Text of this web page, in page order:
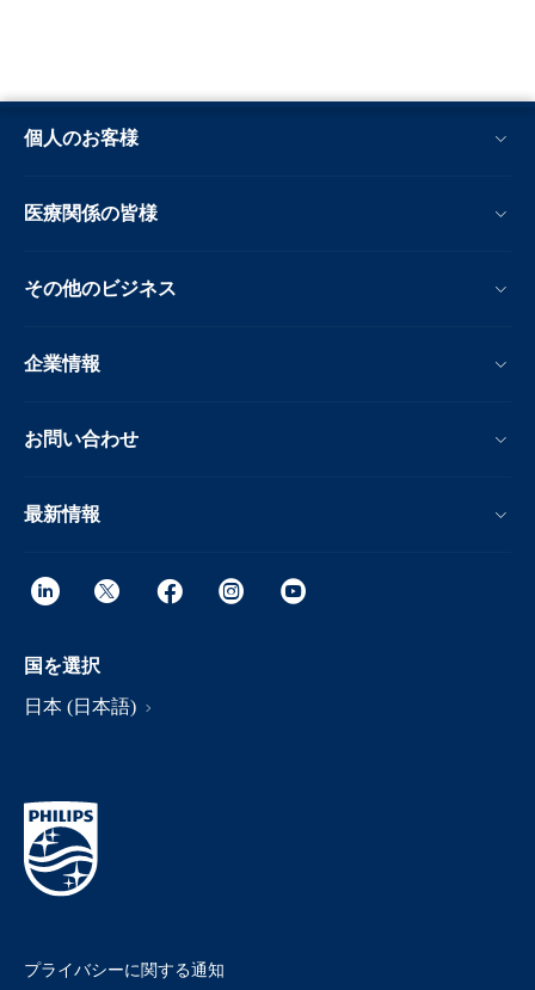
個人のお客様
医療関係の皆様
その他のビジネス
企業情報
お問い合わせ
最新情報
国を選択
日本 (日本語)
プライバシーに関する通知